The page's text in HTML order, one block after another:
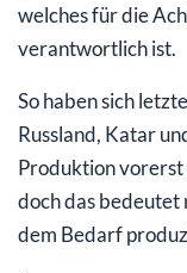
welches für die
verantwortlich ist.
So haben sich
Russland, Katar
Produktion
doch das bedeutet
dem Bedarf